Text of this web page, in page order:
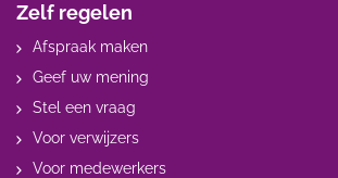
Zelf regelen
Afspraak maken
Geef uw mening
Stel een vraag
Voor verwijzers
Voor medewerkers